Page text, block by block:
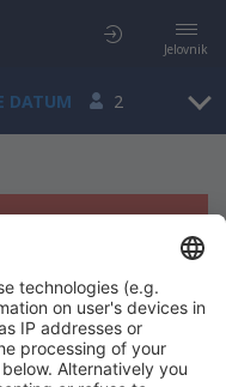
Jelovnik
DATUM 2
prikažemo
kriterijume